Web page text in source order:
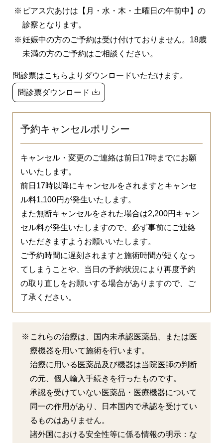
ピアス穴あけは【月・水・木・土曜日の午前中】の
診察となります。
妊娠中の方のご予約は受け付けておりません。18歳
未満の方のご予約はご相談ください。
問診票はこちらよりダウンロードいただけます。
問診票ダウンロード
予約キャンセルポリシー
キャンセル・変更のご連絡は前日17時までにお願
いいたします。
前日17時以降にキャンセルをされますとキャンセ
ル料1,100円が発生いたします。
また無断キャンセルをされた場合は2,200円キャン
セル料が発生いたしますので、必ず事前にご連絡
いただきますようお願いいたします。
ご予約時間に遅刻されますと施術時間が短くなっ
てしまうことや、当日の予約状況により再度予約
の取り直しをお願いする場合がありますので、ご
了承ください。
これらの治療は、国内未承認医薬品、または医
療機器を用いて施術を行います。
治療に用いる医薬品及び機器は当院医師の判断
の元、個人輸入手続きを行ったものです。
承認を受けていない医薬品・医療機器について
同一の作用があり、日本国内で承認を受けてい
るものはありません。
諸外国における安全性等に係る情報の明示：な